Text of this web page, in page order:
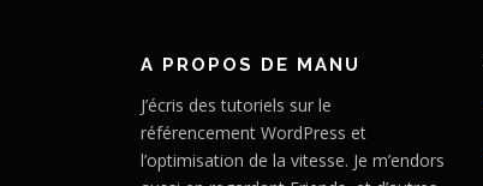
A PROPOS DE MANU
J’écris des tutoriels sur le
référencement WordPress et
l’optimisation de la vitesse. Je m’endors